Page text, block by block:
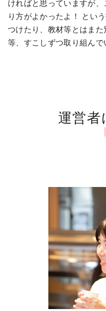
ければと思っていますが
り方がよかったよ！ とい
つけたり、教材等とはま
等、すこしずつ取り組んで
運営者